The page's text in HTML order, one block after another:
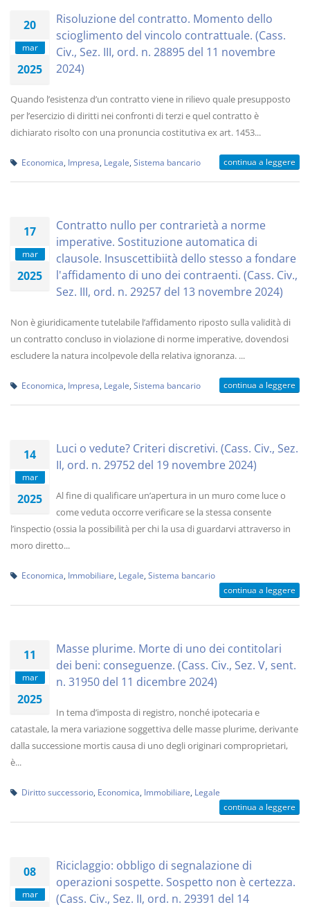
20
mar
2025
Risoluzione del contratto. Momento dello
scioglimento del vincolo contrattuale. (Cass.
Civ., Sez. III, ord. n. 28895 del 11 novembre
2024)
Quando l’esistenza d’un contratto viene in rilievo quale presupposto
per l’esercizio di diritti nei confronti di terzi e quel contratto è
dichiarato risolto con una pronuncia costitutiva ex art. 1453...
Economica Impresa Legale Sistema bancario continua a leggere
17
mar
2025
Contratto nullo per contrarietà a norme
imperative. Sostituzione automatica di
clausole. Insuscettibiità dello stesso a fondare
l'affidamento di uno dei contraenti. (Cass. Civ.,
Sez. III, ord. n. 29257 del 13 novembre 2024)
Non è giuridicamente tutelabile l’affidamento riposto sulla validità di
un contratto concluso in violazione di norme imperative, dovendosi
escludere la natura incolpevole della relativa ignoranza. ...
Economica Impresa Legale Sistema bancario continua a leggere
14
mar
2025
Luci o vedute? Criteri discretivi. (Cass. Civ., Sez.
II, ord. n. 29752 del 19 novembre 2024)
Al fine di qualificare un’apertura in un muro come luce o
come veduta occorre verificare se la stessa consente
l’inspectio (ossia la possibilità per chi la usa di guardarvi attraverso in
moro diretto...
Economica Immobiliare Legale Sistema bancario
continua a leggere
11
mar
2025
Masse plurime. Morte di uno dei contitolari
dei beni: conseguenze. (Cass. Civ., Sez. V, sent.
n. 31950 del 11 dicembre 2024)
In tema d’imposta di registro, nonché ipotecaria e
catastale, la mera variazione soggettiva delle masse plurime, derivante
dalla successione mortis causa di uno degli originari comproprietari,
è...
Diritto successorio Economica Immobiliare Legale
continua a leggere
08
mar
Riciclaggio: obbligo di segnalazione di
operazioni sospette. Sospetto non è certezza.
(Cass. Civ., Sez. II, ord. n. 29391 del 14